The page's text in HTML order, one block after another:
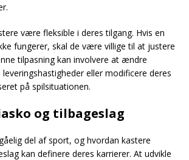
være fleksible i deres tilgang. Hvis en
fungerer, skal de være villige til at justere
tilpasning kan involvere at ændre
eller modificere deres
på spilsituationen.
og tilbageslag
del af sport, og hvordan kastere
kan definere deres karrierer. At udvikle